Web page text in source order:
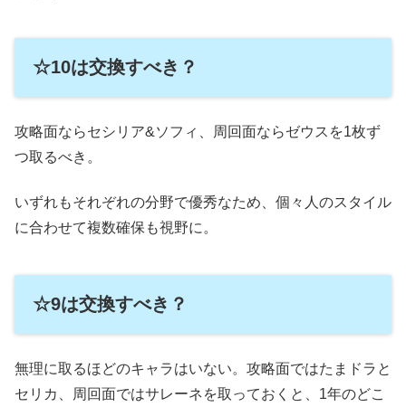
☆10は交換すべき？
攻略面ならセシリア&ソフィ、周回面ならゼウスを1枚ず
つ取るべき。
いずれもそれぞれの分野で優秀なため、個々人のスタイル
に合わせて複数確保も視野に。
☆9は交換すべき？
無理に取るほどのキャラはいない。攻略面ではたまドラと
セリカ、周回面ではサレーネを取っておくと、1年のどこ